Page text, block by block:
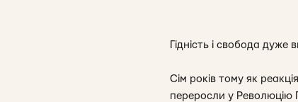
Гідність і свобода
Сім років тому як
переросли у Революцію